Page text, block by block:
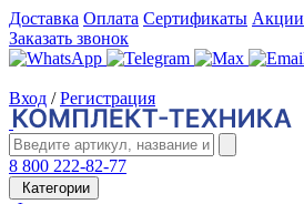
Доставка Оплата Сертификаты Акции
Заказать звонок
Вход / Регистрация
8 800 222-82-77
Категории